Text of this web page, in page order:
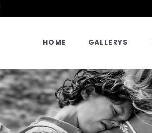
HOME GALLERYS